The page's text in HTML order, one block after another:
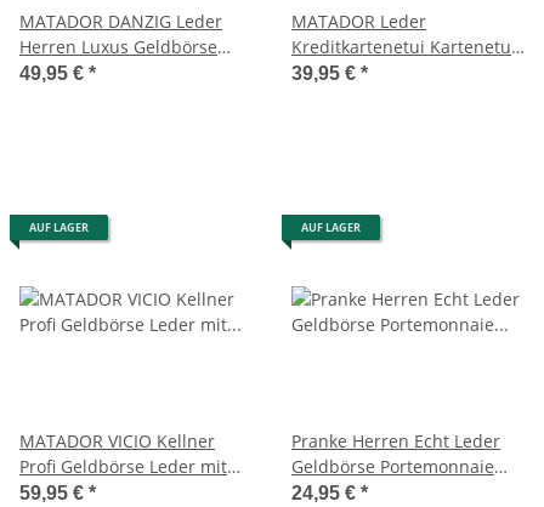
MATADOR DANZIG Leder
Herren Luxus Geldbörse
Brieftasche RFID TüV
49,95 € *
MATADOR Leder
Kreditkartenetui Kartenetui
Geldbörse RFID Vintage
39,95 € *
AUF LAGER
MATADOR VICIO Kellner
Profi Geldbörse Leder mit
Kette Kellnerbörse
59,95 € *
AUF LAGER
Pranke Herren Echt Leder
Geldbörse Portemonnaie
Geldbeutel Brieftasche
24,95 € *